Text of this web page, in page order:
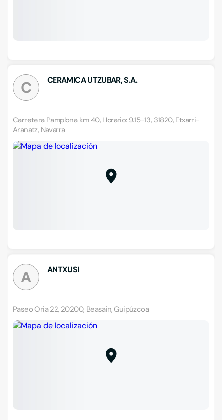
C CERAMICA UTZUBAR, S.A.
Carretera Pamplona km 40, Horario: 9.15-13, 31820, Etxarri-
Aranatz, Navarra
A ANTXUSI
Paseo Oria 22, 20200, Beasain, Guipúzcoa